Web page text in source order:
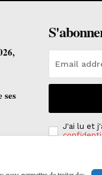
J'ai lu et